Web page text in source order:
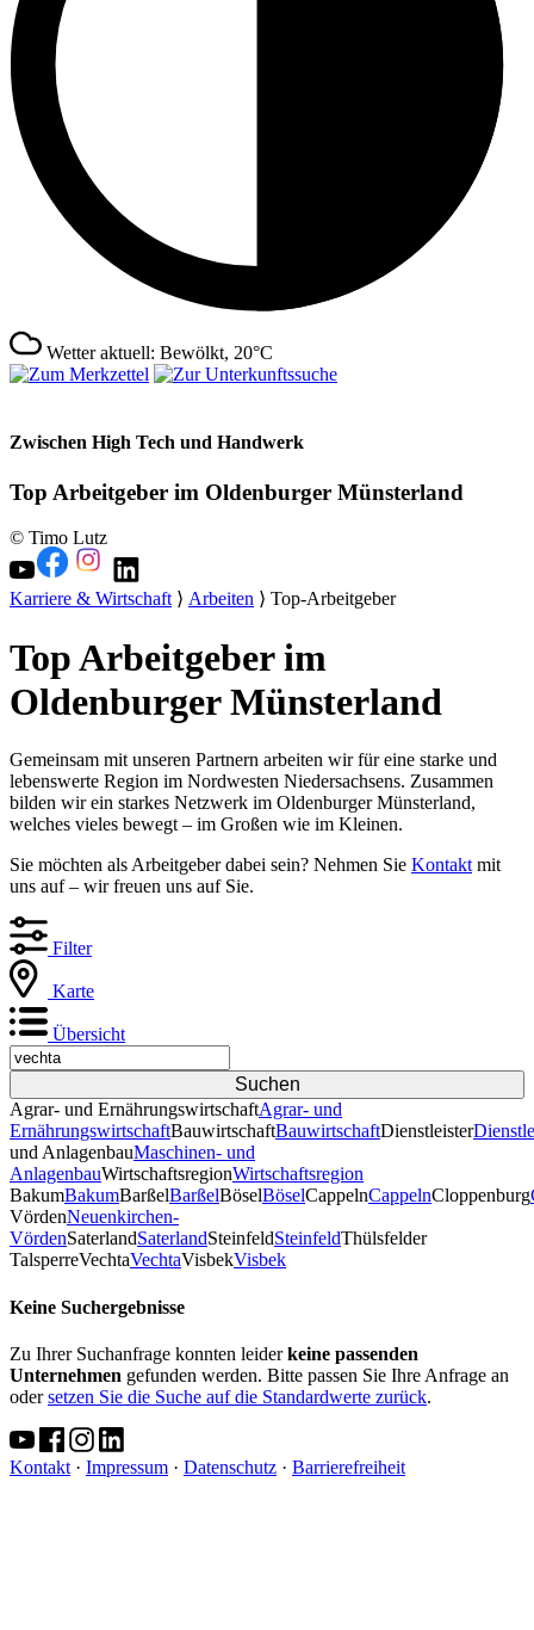
Wetter aktuell: Bewölkt, 20°C
Zwischen High Tech und Handwerk
Top Arbeitgeber im Oldenburger Münsterland
© Timo Lutz
Karriere & Wirtschaft⟩ Arbeiten ⟩ Top-Arbeitgeber
Top Arbeitgeber im
Oldenburger Münsterland
Gemeinsam mit unseren Partnern arbeiten wir für eine starke und
lebenswerte Region im Nordwesten Niedersachsens. Zusammen
bilden wir ein starkes Netzwerk im Oldenburger Münsterland,
welches vieles bewegt – im Großen wie im Kleinen.
Sie möchten als Arbeitgeber dabei sein? Nehmen Sie Kontakt mit
uns auf – wir freuen uns auf Sie.
Filter
Karte
Übersicht
Agrar- und ErnährungswirtschaftAgrar- und
ErnährungswirtschaftBauwirtschaftBauwirtschaftDienstleister
und AnlagenbauMaschinen- und
AnlagenbauWirtschaftsregionWirtschaftsregion
BakumBakumBarßelBarßelBöselBöselCappelnCappelnCloppenburg
VördenNeuenkirchen-
VördenSaterlandSaterlandSteinfeldSteinfeldThülsfelder
TalsperreVechtaVechtaVisbekVisbek
Keine Suchergebnisse
Zu Ihrer Suchanfrage konnten leiderkeine passenden
Unternehmen gefunden werden. Bitte passen Sie Ihre Anfrage an
odersetzen Sie die Suche auf die Standardwerte zurück.
Kontakt · Impressum · Datenschutz · Barrierefreiheit